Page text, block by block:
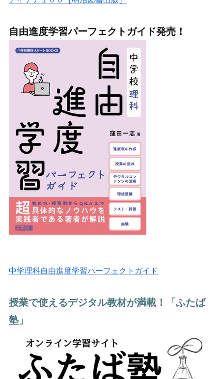
自由進度学習パーフェクトガイド発売！
中学理科自由進度学習パーフェクトガイド
授業で使えるデジタル教材が満載！「ふたば
塾」